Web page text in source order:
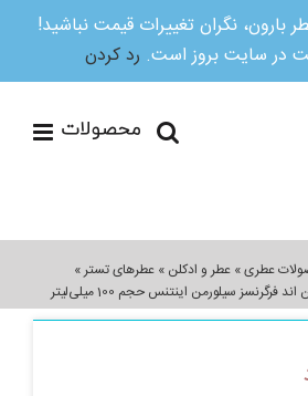
بارون، نگران تغییرات قیمت نباشید!
در سایت بروز است. رد کردن
عطری»عطر و ادکلن »عطرهای تستر»
سیلورمن اینتنس حجم 100 میلی‌لیتر